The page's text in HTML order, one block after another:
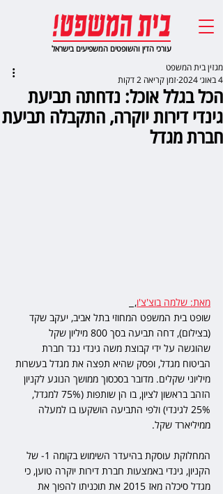
עורכי הדין והשופטים המשפיעים בישראל
הכל בגלל אוכל: נדחתה תביעת
גינדי דירות יוקרה, התקבלה תביעת
חברת מגדל
מגזין בית המשפט
4 באוג׳ 2024
זמן קריאה 2 דקות
מאת: שלמה בוצ'צ'ו,
שופט בית המשפט המחוזי בתל אביב, יעקב שקד
(בצילום), דחה תביעה בסך 800 מיליון שקל
שהוגשה על ידי קבוצת משה גינדי נגד חברת
הביטוח מגדל, ופסק שהיא תפצה את מגדל בעשרות
מיליוני שקלים. מדובר בסכסוך ממושך הנוגע לקניון
הזהב בראשון לציון, בו הן שותפות (75% למגדל,
25% לגינדי) ולפי התביעה הושקעו בו למעלה
ממיליארד שקל.
המחלוקת עוסקת בהיעדר השימוש בקומה 1- של
הקניון, גינדי באמצעות חברת דירות יוקרה טוען, כי
מגדל סיכלה מאז 2015 את תוכניתו להפוך את